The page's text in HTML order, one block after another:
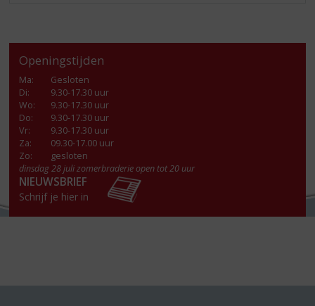
Openingstijden
Ma:
Gesloten
Di:
9.30-17.30 uur
Wo:
9.30-17.30 uur
Do:
9.30-17.30 uur
Vr:
9.30-17.30 uur
Za:
09.30-17.00 uur
Zo:
gesloten
dinsdag 28 juli zomerbraderie open tot 20 uur
NIEUWSBRIEF
Schrijf je hier in